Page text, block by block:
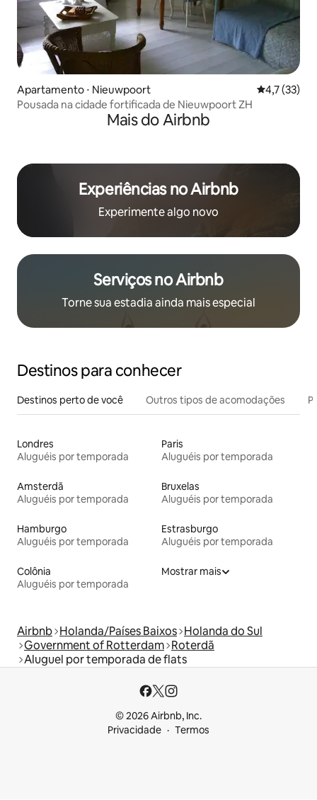
Apartamento ⋅ Nieuwpoort 4,7 de uma
4,7 (33)
Pousada na cidade fortificada de Nieuwpoort ZH
Mais do Airbnb
Experiências no Airbnb
Experimente algo novo
Serviços no Airbnb
Torne sua estadia ainda mais especial
Destinos para conhecer
Destinos perto de você Outros tipos de acomodações
Londres
Aluguéis por temporada
Paris
Aluguéis por temporada
Amsterdã
Aluguéis por temporada
Bruxelas
Aluguéis por temporada
Hamburgo
Aluguéis por temporada
Estrasburgo
Aluguéis por temporada
Colônia
Aluguéis por temporada
Mostrar mais
Airbnb Holanda/Países Baixos Holanda do Sul
Government of Rotterdam Roterdã
Aluguel por temporada de flats
© 2026 Airbnb, Inc.
Privacidade
Termos